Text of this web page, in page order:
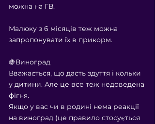
можна на ГВ.
Малюку з 6 місяців теж можна
запропонувати їх в прикорм.
🍇Виноград
Вважається, що дасть здуття і кольки
у дитини. Але це все теж недоведена
фігня.
Якщо у вас чи в родині нема реакції
на виноград (це правило стосується